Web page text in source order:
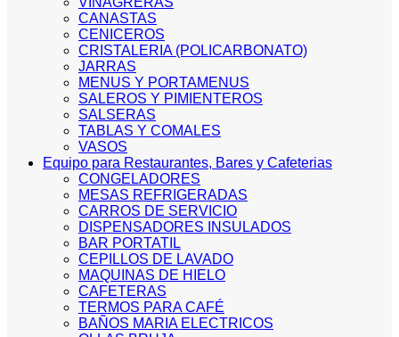
CANASTAS
CENICEROS
CRISTALERIA (POLICARBONATO)
JARRAS
MENUS Y PORTAMENUS
SALEROS Y PIMIENTEROS
SALSERAS
TABLAS Y COMALES
VASOS
Equipo para Restaurantes, Bares y Cafeterias
CONGELADORES
MESAS REFRIGERADAS
CARROS DE SERVICIO
DISPENSADORES INSULADOS
BAR PORTATIL
CEPILLOS DE LAVADO
MAQUINAS DE HIELO
CAFETERAS
TERMOS PARA CAFÉ
BAÑOS MARIA ELECTRICOS